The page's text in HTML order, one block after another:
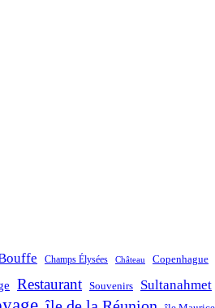
Champs Élysées Château Copenhague
Restaurant Souvenirs Sultanahmet